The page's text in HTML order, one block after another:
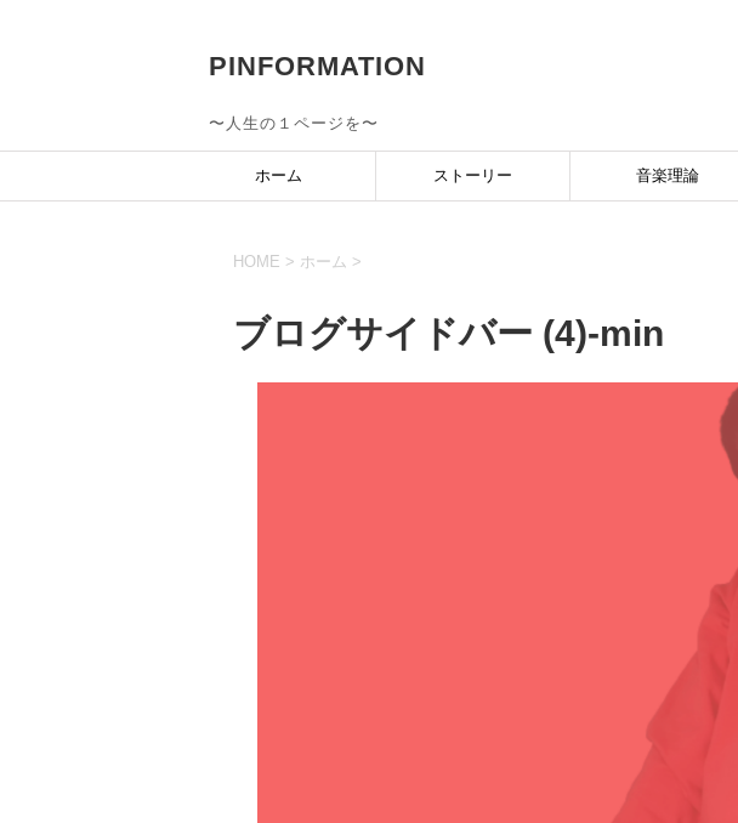
PINFORMATION
〜人生の１ページを〜
ホーム ストーリー 音楽理論
HOME > ホーム >
ブログサイドバー (4)-min